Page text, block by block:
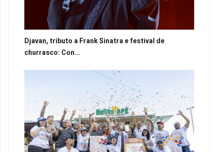
Djavan, tributo a Frank Sinatra e festival de
churrasco: Con...